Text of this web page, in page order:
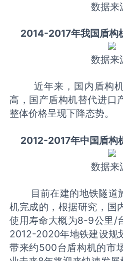
数据来
2014-2017年我国盾构
数据来
近年来，国内盾构机
高，国产盾构机替代进口
整体价格呈现下降态势。
2012-2017年中国盾构
数据来
目前在建的地铁隧道
机完成的，根据研究，国
使用寿命大概为8-9公里/
2012-2020年地铁建设规
带来约500台盾构机的市